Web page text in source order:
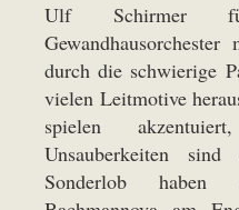
Ulf Schirmer
durch die schwierige
vielen Leitmotive
spielen
Unsauberkeiten
Sonderlob haben